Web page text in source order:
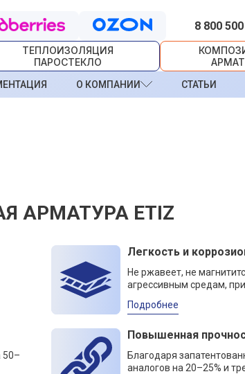
8 800
ТЕПЛОИЗОЛЯЦИЯ
ПАРОСТЕКЛО
О КОМПАНИИ СТАТЬИ
АРМАТУРА ETIZ
Легкость и
Не ржавеет, не
агрессивным средам,
Подробнее
50–
Повышенная
Благодаря
аналогов на 20–25% и